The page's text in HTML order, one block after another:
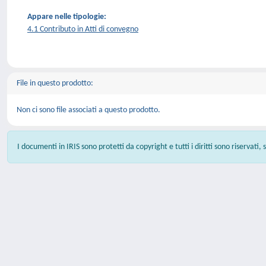
Appare nelle tipologie:
4.1 Contributo in Atti di convegno
File in questo prodotto:
Non ci sono file associati a questo prodotto.
I documenti in IRIS sono protetti da copyright e tutti i diritti sono riservati,